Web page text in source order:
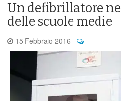
Un defibrillatore
delle scuole medie
15 Febbraio 2016 -